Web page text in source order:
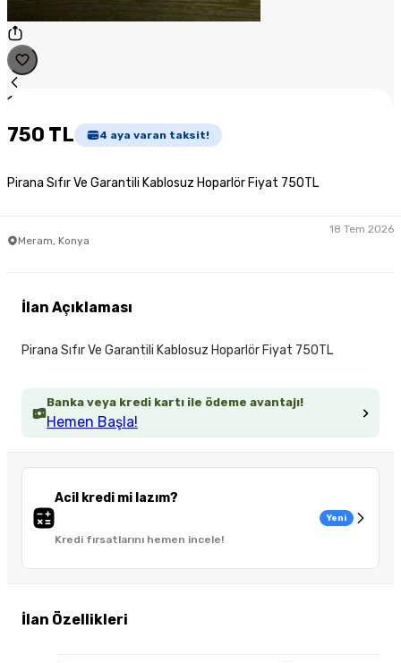
1
750 TL 4 aya varan taksit!
Pirana Sıfır Ve Garantili Kablosuz Hoparlör Fiyat 750TL
Meram, Konya
18 Tem 2026
Banka veya kredi kartı ile ödeme avantajı!
Hemen Başla!
Acil kredi mi lazım?
Kredi fırsatlarını hemen incele!
Yeni
İlan Özellikleri
İlan Açıklaması
Pirana Sıfır Ve Garantili Kablosuz Hoparlör Fiyat 750TL